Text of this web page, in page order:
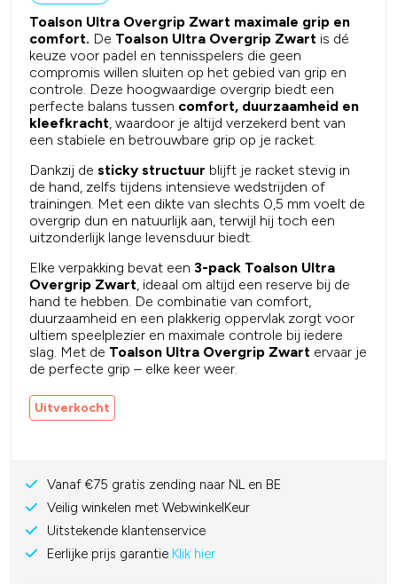
Toalson Ultra Overgrip Zwart maximale grip en
comfort. De Toalson Ultra Overgrip Zwart is dé
keuze voor padel en tennisspelers die geen
compromis willen sluiten op het gebied van grip en
controle. Deze hoogwaardige overgrip biedt een
perfecte balans tussen comfort, duurzaamheid en
kleefkracht, waardoor je altijd verzekerd bent van
een stabiele en betrouwbare grip op je racket.
Dankzij de sticky structuur blijft je racket stevig in
de hand, zelfs tijdens intensieve wedstrijden of
trainingen. Met een dikte van slechts 0,5 mm voelt de
overgrip dun en natuurlijk aan, terwijl hij toch een
uitzonderlijk lange levensduur biedt.
Elke verpakking bevat een 3-pack Toalson Ultra
Overgrip Zwart, ideaal om altijd een reserve bij de
hand te hebben. De combinatie van comfort,
duurzaamheid en een plakkerig oppervlak zorgt voor
ultiem speelplezier en maximale controle bij iedere
slag. Met de Toalson Ultra Overgrip Zwart ervaar je
de perfecte grip – elke keer weer.
Uitverkocht
Vanaf €75 gratis zending naar NL en BE
Veilig winkelen met WebwinkelKeur
Uitstekende klantenservice
Eerlijke prijs garantie Klik hier